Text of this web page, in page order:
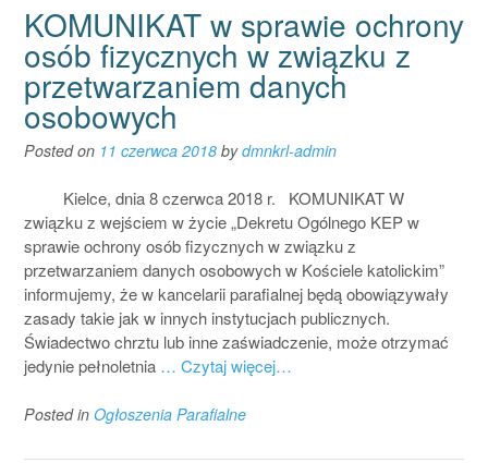
KOMUNIKAT w sprawie ochrony
osób fizycznych w związku z
przetwarzaniem danych
osobowych
Posted on 11 czerwca 2018 bydmnkrl-admin
Kielce, dnia 8 czerwca 2018 r. KOMUNIKAT W
związku z wejściem w życie „Dekretu Ogólnego KEP w
sprawie ochrony osób fizycznych w związku z
przetwarzaniem danych osobowych w Kościele katolickim”
informujemy, że w kancelarii parafialnej będą obowiązywały
zasady takie jak w innych instytucjach publicznych.
Świadectwo chrztu lub inne zaświadczenie, może otrzymać
jedynie pełnoletnia … Czytaj więcej…
Posted in Ogłoszenia Parafialne